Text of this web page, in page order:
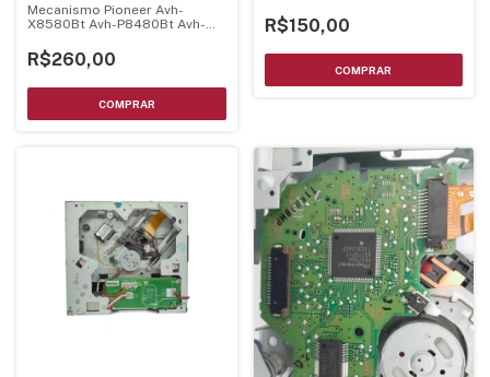
Mecanismo Pioneer Avh-
X8580Bt Avh-P8480Bt Avh-
Tampa Superior Cxk8004
R$260,00
R$150,00